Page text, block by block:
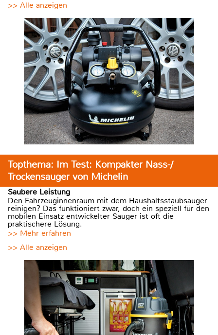
>> Alle anzeigen
Topthema: Im Test: Kompakter Nass-/
Trockensauger von Michelin
Saubere Leistung
Den Fahrzeuginnenraum mit dem Haushaltsstaubsauger
reinigen? Das funktioniert zwar, doch ein speziell für den
mobilen Einsatz entwickelter Sauger ist oft die
praktischere Lösung.
>> Mehr erfahren
>> Alle anzeigen